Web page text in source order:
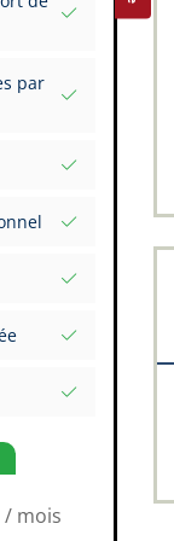
par
/ mois